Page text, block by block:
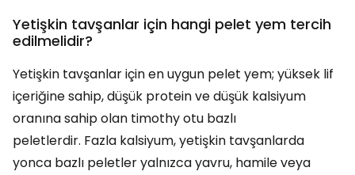
Yetişkin tavşanlar için hangi pelet yem tercih
edilmelidir?
Yetişkin tavşanlar için en uygun pelet yem; yüksek lif
içeriğine sahip, düşük protein ve düşük kalsiyum
oranına sahip olan timothy otu bazlı
peletlerdir. Fazla kalsiyum, yetişkin tavşanlarda
yonca bazlı peletler yalnızca yavru, hamile veya